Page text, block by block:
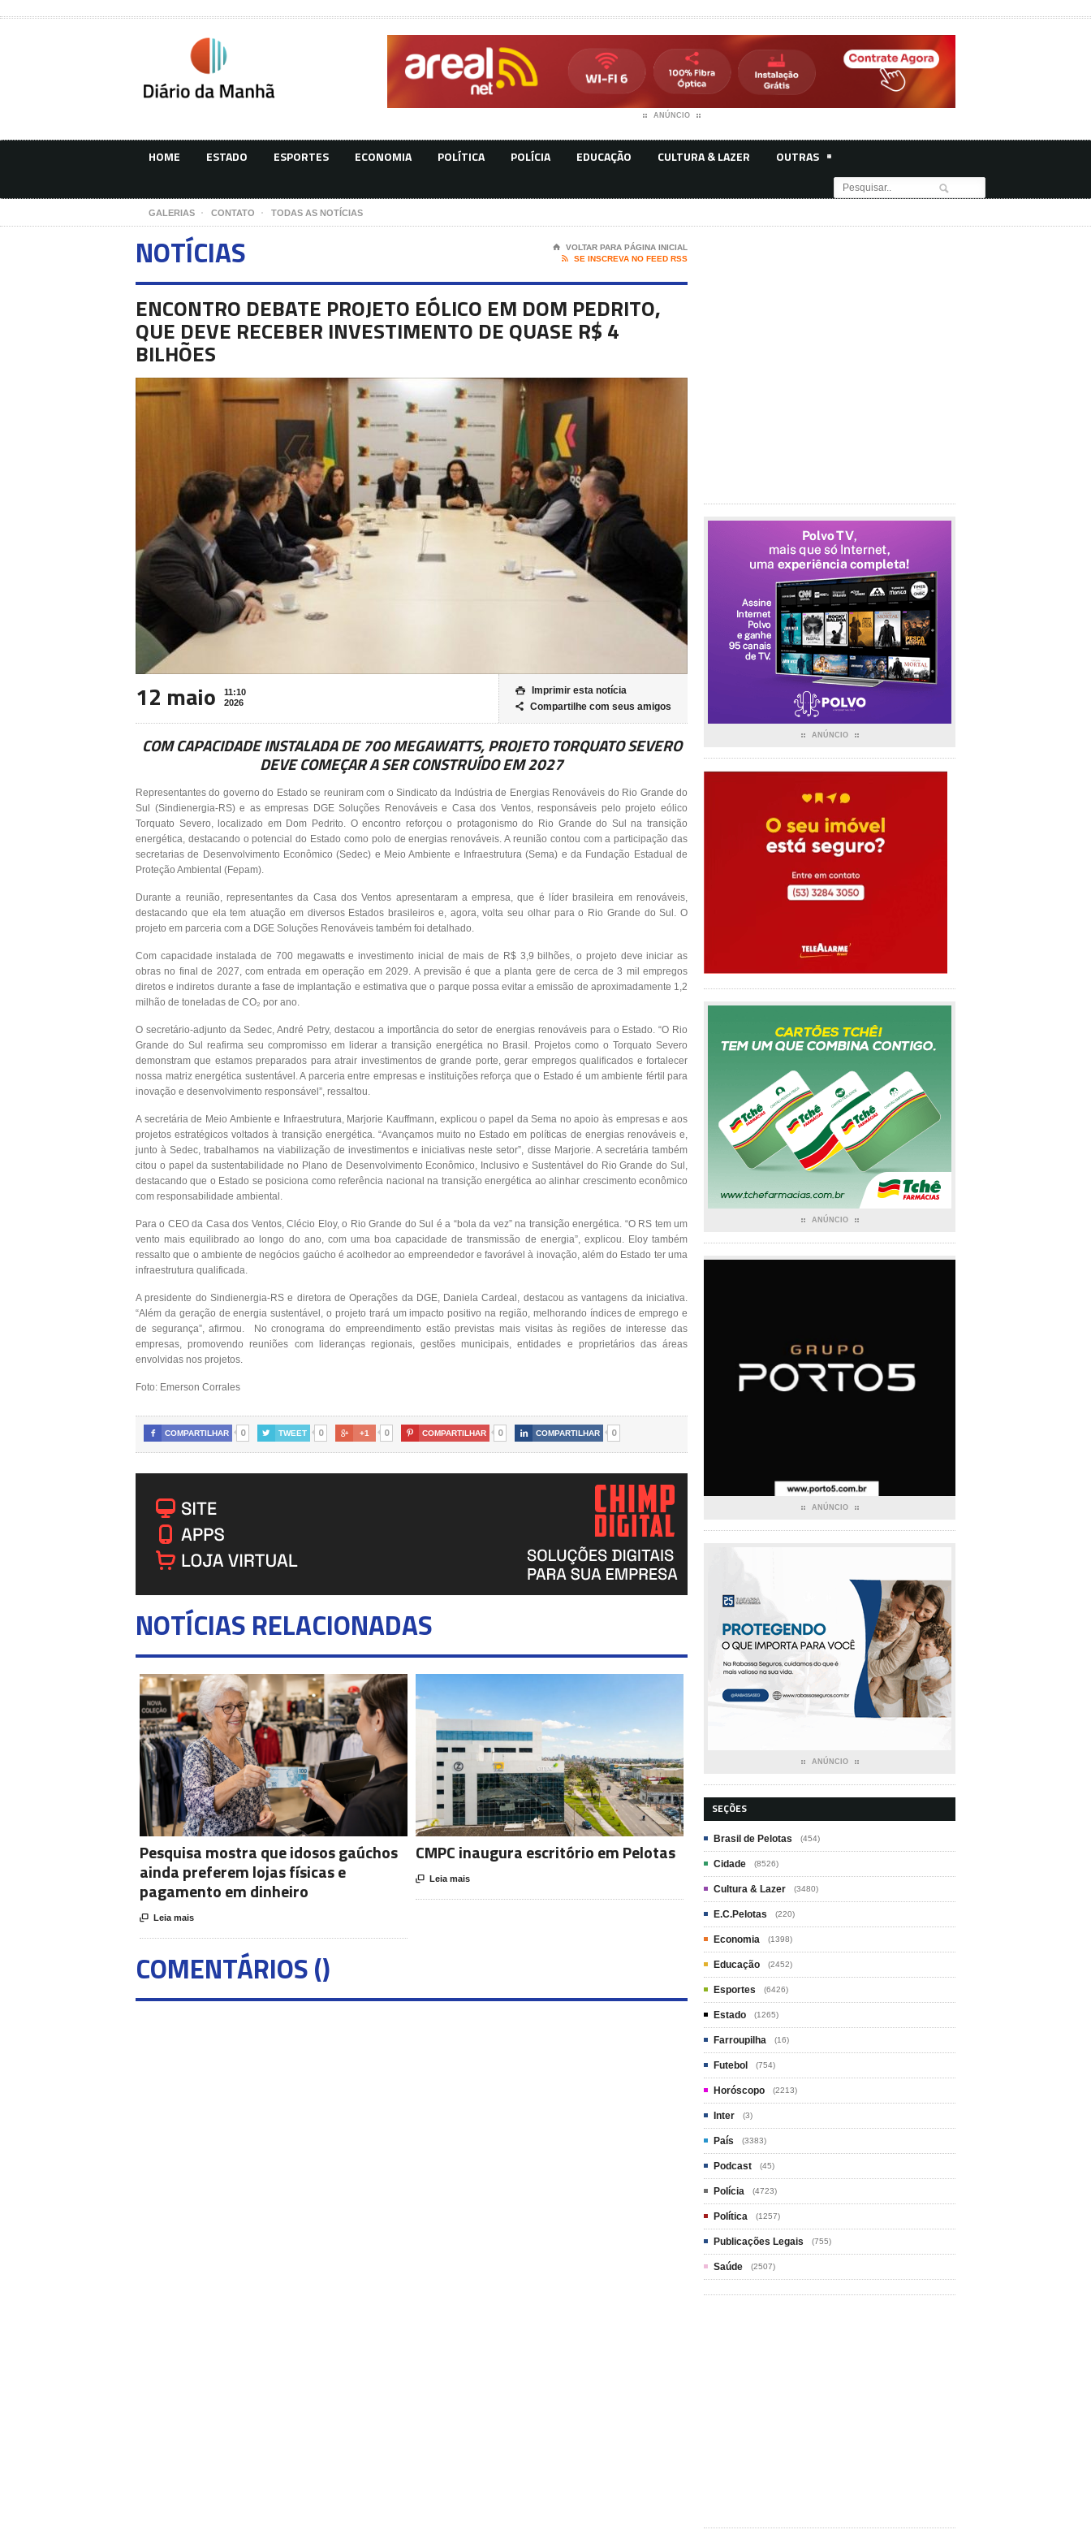
ANÚNCIO
HOME ESTADO ESPORTES ECONOMIA POLÍTICA POLÍCIA EDUCAÇÃO CULTURA & LAZER OUTRAS
GALERIAS CONTATO TODAS AS NOTÍCIAS
NOTÍCIAS ⌂
VOLTAR PARA PÁGINA INICIAL

SE INSCREVA NO FEED RSS
ENCONTRO DEBATE PROJETO EÓLICO EM DOM PEDRITO,
QUE DEVE RECEBER INVESTIMENTO DE QUASE R$ 4
BILHÕES
12 maio
11:10
2026
 Imprimir esta notícia
 Compartilhe com seus amigos
COM CAPACIDADE INSTALADA DE 700 MEGAWATTS, PROJETO TORQUATO SEVERO
DEVE COMEÇAR A SER CONSTRUÍDO EM 2027
Representantes do governo do Estado se reuniram com o Sindicato da Indústria de Energias Renováveis do Rio Grande do
Sul (Sindienergia-RS) e as empresas DGE Soluções Renováveis e Casa dos Ventos, responsáveis pelo projeto eólico
Torquato Severo, localizado em Dom Pedrito. O encontro reforçou o protagonismo do Rio Grande do Sul na transição
energética, destacando o potencial do Estado como polo de energias renováveis. A reunião contou com a participação das
secretarias de Desenvolvimento Econômico (Sedec) e Meio Ambiente e Infraestrutura (Sema) e da Fundação Estadual de
Proteção Ambiental (Fepam).
Durante a reunião, representantes da Casa dos Ventos apresentaram a empresa, que é líder brasileira em renováveis,
destacando que ela tem atuação em diversos Estados brasileiros e, agora, volta seu olhar para o Rio Grande do Sul. O
projeto em parceria com a DGE Soluções Renováveis também foi detalhado.
Com capacidade instalada de 700 megawatts e investimento inicial de mais de R$ 3,9 bilhões, o projeto deve iniciar as
obras no final de 2027, com entrada em operação em 2029. A previsão é que a planta gere de cerca de 3 mil empregos
diretos e indiretos durante a fase de implantação e estimativa que o parque possa evitar a emissão de aproximadamente 1,2
milhão de toneladas de CO₂ por ano.
O secretário-adjunto da Sedec, André Petry, destacou a importância do setor de energias renováveis para o Estado. “O Rio
Grande do Sul reafirma seu compromisso em liderar a transição energética no Brasil. Projetos como o Torquato Severo
demonstram que estamos preparados para atrair investimentos de grande porte, gerar empregos qualificados e fortalecer
nossa matriz energética sustentável. A parceria entre empresas e instituições reforça que o Estado é um ambiente fértil para
inovação e desenvolvimento responsável”, ressaltou.
A secretária de Meio Ambiente e Infraestrutura, Marjorie Kauffmann, explicou o papel da Sema no apoio às empresas e aos
projetos estratégicos voltados à transição energética. “Avançamos muito no Estado em políticas de energias renováveis e,
junto à Sedec, trabalhamos na viabilização de investimentos e iniciativas neste setor”, disse Marjorie. A secretária também
citou o papel da sustentabilidade no Plano de Desenvolvimento Econômico, Inclusivo e Sustentável do Rio Grande do Sul,
destacando que o Estado se posiciona como referência nacional na transição energética ao alinhar crescimento econômico
com responsabilidade ambiental.
Para o CEO da Casa dos Ventos, Clécio Eloy, o Rio Grande do Sul é a “bola da vez” na transição energética. “O RS tem um
vento mais equilibrado ao longo do ano, com uma boa capacidade de transmissão de energia”, explicou. Eloy também
ressalto que o ambiente de negócios gaúcho é acolhedor ao empreendedor e favorável à inovação, além do Estado ter uma
infraestrutura qualificada.
A presidente do Sindienergia-RS e diretora de Operações da DGE, Daniela Cardeal, destacou as vantagens da iniciativa.
“Além da geração de energia sustentável, o projeto trará um impacto positivo na região, melhorando índices de emprego e
de segurança”, afirmou. No cronograma do empreendimento estão previstas mais visitas às regiões de interesse das
empresas, promovendo reuniões com lideranças regionais, gestões municipais, entidades e proprietários das áreas
envolvidas nos projetos.
Foto: Emerson Corrales
 COMPARTILHAR 0  TWEET 0  +1 0  COMPARTILHAR 0  COMPARTILHAR 0
NOTÍCIAS RELACIONADAS
Pesquisa mostra que idosos gaúchos
ainda preferem lojas físicas e
pagamento em dinheiro
 Leia mais
CMPC inaugura escritório em Pelotas
 Leia mais
COMENTÁRIOS ()
ANÚNCIO
ANÚNCIO
ANÚNCIO
ANÚNCIO
SEÇÕES
Brasil de Pelotas (454)
Cidade (8526)
Cultura & Lazer (3480)
E.C.Pelotas (220)
Economia (1398)
Educação (2452)
Esportes (6426)
Estado (1265)
Farroupilha (16)
Futebol (754)
Horóscopo (2213)
Inter (3)
País (3383)
Podcast (45)
Polícia (4723)
Política (1257)
Publicações Legais (755)
Saúde (2507)